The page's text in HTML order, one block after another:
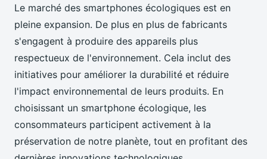
Le marché des smartphones écologiques est en
pleine expansion. De plus en plus de fabricants
s'engagent à produire des appareils plus
respectueux de l'environnement. Cela inclut des
initiatives pour améliorer la durabilité et réduire
l'impact environnemental de leurs produits. En
choisissant un smartphone écologique, les
consommateurs participent activement à la
préservation de notre planète, tout en profitant des